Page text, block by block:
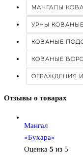
МАНГАЛЫ
УРНЫ КОВАНЫЕ
КОВАНЫЕ
КОВАНЫЕ
ОГРАЖДЕНИЯ
Отзывы о товарах
Мангал
«Бухара»
Оценка 5 из 5